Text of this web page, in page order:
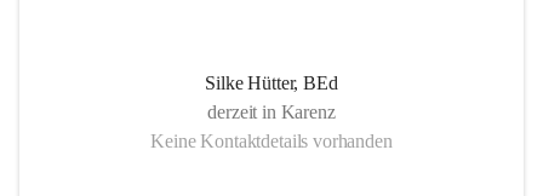
Silke Hütter, BEd
derzeit in Karenz
Keine Kontaktdetails vorhanden